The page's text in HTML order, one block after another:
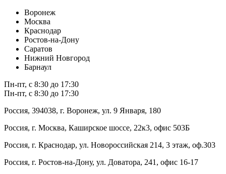
Воронеж
Москва
Краснодар
Ростов-на-Дону
Саратов
Нижний Новгород
Барнаул
Пн-пт, с 8:30 до 17:30
Пн-пт, с 8:30 до 17:30
Россия, 394038, г. Воронеж, ул. 9 Января, 180
Россия, г. Москва, Каширское шоссе, 22к3, офис 503Б
Россия, г. Краснодар, ул. Новороссийская 214, 3 этаж, оф.303
Россия, г. Ростов-на-Дону, ул. Доватора, 241, офис 16-17